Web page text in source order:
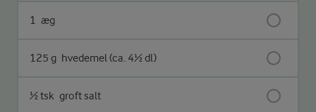
1 æg
125 g hvedemel (ca. 4½ dl)
½ tsk groft salt